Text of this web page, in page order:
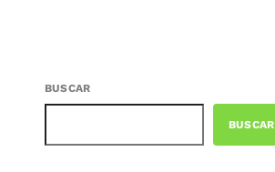
BUSCAR
BUSCAR